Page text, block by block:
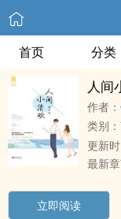
首页 分类
人间
作者：
类别：
更新时
最新章
立即阅读